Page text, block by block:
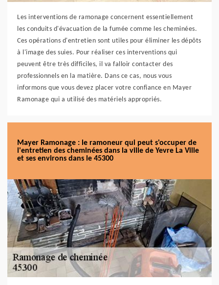
Les interventions de ramonage concernent essentiellement
les conduits d'évacuation de la fumée comme les cheminées.
Ces opérations d'entretien sont utiles pour éliminer les dépôts
à l'image des suies. Pour réaliser ces interventions qui
peuvent être très difficiles, il va falloir contacter des
professionnels en la matière. Dans ce cas, nous vous
informons que vous devez placer votre confiance en Mayer
Ramonage qui a utilisé des matériels appropriés.
Mayer Ramonage : le ramoneur qui peut s'occuper de
l'entretien des cheminées dans la ville de Yevre La Ville
et ses environs dans le 45300